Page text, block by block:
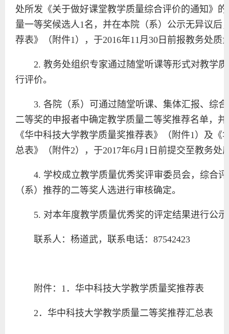
处所发《关于做好课堂教学质量综合评价的通知》
量一等奖候选人1名，并在本院（系）公示无异议后
荐表》（附件1），于2016年11月30日前报教务处质
2. 教务处组织专家通过随堂听课等形式对教学
行评价。
3. 各院（系）可通过随堂听课、集体汇报、综
二等奖的申报者中确定教学质量二等奖推荐名单，
《华中科技大学教学质量奖推荐表》（附件1）及
总表》（附件2），于2017年6月1日前提交至教务处
4. 学校成立教学质量优秀奖评审委员会，综合
（系）推荐的二等奖人选进行审核确定。
5. 对本年度教学质量优秀奖的评定结果进行公
联系人：杨道武，联系电话：87542423
附件：1．华中科技大学教学质量奖推荐表
2．华中科技大学教学质量二等奖推荐汇总表